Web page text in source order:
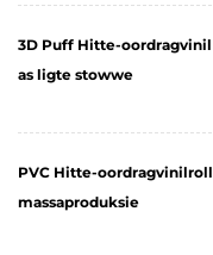
3D Puff Hitte-
as ligte stowwe
PVC Hitte-
massaproduksie